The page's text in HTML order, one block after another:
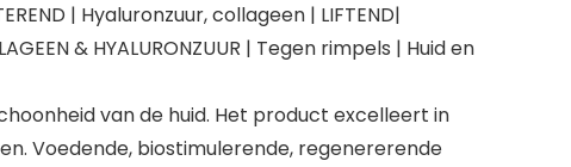
| Hyaluronzuur, collageen | LIFTEND|
& HYALURONZUUR | Tegen rimpels | Huid en
van de huid. Het product excelleert in
Voedende, biostimulerende, regenererende